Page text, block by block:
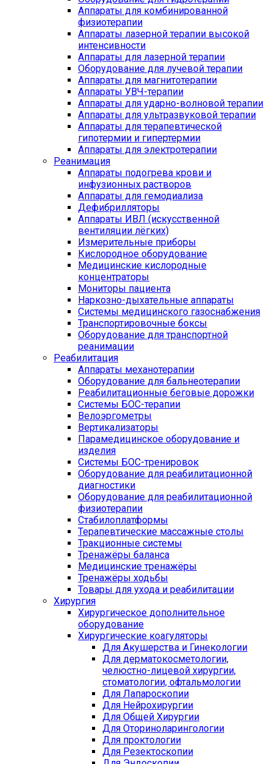
Аппараты для комбинированной
физиотерапии
Аппараты лазерной терапии высокой
интенсивности
Аппараты для лазерной терапии
Оборудование для лучевой терапии
Аппараты для магнитотерапии
Аппараты УВЧ-терапии
Аппараты для ударно-волновой терапии
Аппараты для ультразвуковой терапии
Аппараты для терапевтической
гипотермии и гипертермии
Аппараты для электротерапии
Реанимация
Аппараты подогрева крови и
инфузионных растворов
Аппараты для гемодиализа
Дефибрилляторы
Аппараты ИВЛ (искусственной
вентиляции лёгких)
Измерительные приборы
Кислородное оборудование
Медицинские кислородные
концентраторы
Мониторы пациента
Наркозно-дыхательные аппараты
Системы медицинского газоснабжения
Транспортировочные боксы
Оборудование для транспортной
реанимации
Реабилитация
Аппараты механотерапии
Оборудование для бальнеотерапии
Реабилитационные беговые дорожки
Системы БОС-терапии
Велоэргометры
Вертикализаторы
Парамедицинское оборудование и
изделия
Системы БОС-тренировок
Оборудование для реабилитационной
диагностики
Оборудование для реабилитационной
физиотерапии
Стабилоплатформы
Терапевтические массажные столы
Тракционные системы
Тренажёры баланса
Медицинские тренажёры
Тренажёры ходьбы
Товары для ухода и реабилитации
Хирургия
Хирургическое дополнительное
оборудование
Хирургические коагуляторы
Для Акушерства и Гинекологии
Для дерматокосметологии,
челюстно-лицевой хирургии,
стоматологии, офтальмологии
Для Лапароскопии
Для Нейрохирургии
Для Общей Хирургии
Для Оториноларингологии
Для проктологии
Для Резектоскопии